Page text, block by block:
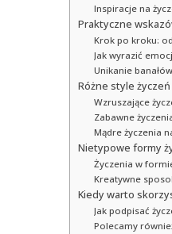
Inspiracje na
Praktyczne
Krok po kroku:
Jak wyrazić
Unikanie
Różne style
Wzruszające
Zabawne
Mądre życzenia
Nietypowe formy
Życzenia w
Kreatywne
Kiedy warto
Jak podpisać
Polecamy